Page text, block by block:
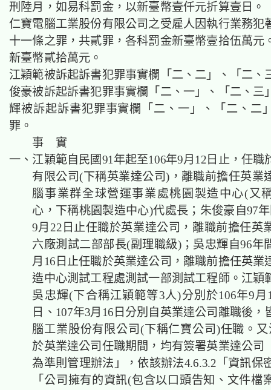
刑陸月，如易科罰金，以新臺幣壹仟元折算壹日。
仁寶電腦工業股份有限公司之受雇人因執行業務犯
十一條之罪，共貳罪，各科罰金新臺幣壹拾伍萬元
新臺幣貳拾萬元。
江穎範被訴起訴書犯罪事實欄「二、二」、「二、
俊豪被訴起訴書犯罪事實欄「二、一」、「二、三
輝被訴起訴書犯罪事實欄「二、一」、「二、二
罪。
事 實
一、江穎範自民國91年起至106年9月12日止，任職
有限公司(下稱英業達公司)，離職前擔任英業
腦事業群全球營運事業處桃園製造中心(又
心，下稱桃園製造中心)代處長；朱俊豪自97
9月22日止任職於英業達公司，離職前擔任英
六廠測試二部部長(副理職級)；吳忠輝自96年
月16日止任職於英業達公司，離職前擔任英業
造中心測試工程處測試一部測試工程師。江穎
吳忠輝(下合稱江穎範等3人)分別於106年9月
日、107年3月16日分別自英業達公司離職後，
腦工業股份有限公司(下稱仁寶公司)任職。
於英業達公司任職期間，均有簽署英業達公司
為準則管理辦法」，依該辦法4.6.3.2「資訊保
「公司擁有的資訊(包含以口頭告知、文件檔